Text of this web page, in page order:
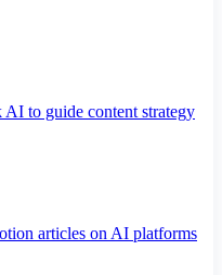
AI to guide content strategy
articles on AI platforms